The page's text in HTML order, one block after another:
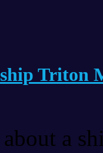
Triton
a